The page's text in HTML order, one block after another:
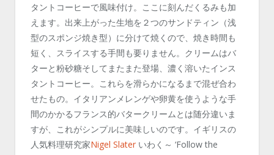
タントコーヒーで風味付け。ここに刻んだくるみも加
えます。出来上がった生地を２つのサンドティン（浅
型のスポンジ焼き型）に分けて焼くので、焼き時間も
短く、スライスする手間も要りません。クリームはバ
ターと粉砂糖そしてまたまた登場、濃く溶いたインス
タントコーヒー。これらを滑らかになるまで混ぜ合わ
せたもの。イタリアンメレンゲや卵黄を使うような手
間のかかるフランス的バタークリームとは随分違いま
すが、これがシンプルに美味しいのです。イギリスの
人気料理研究家Nigel Slater いわく～ ‘Follow the